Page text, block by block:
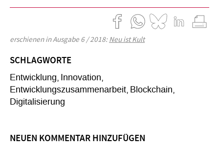
erschienen in Ausgabe 6 / 2018:Neu ist Kult
SCHLAGWORTE
Entwicklung Innovation
Entwicklungszusammenarbeit Blockchain
Digitalisierung
NEUEN KOMMENTAR HINZUFÜGEN